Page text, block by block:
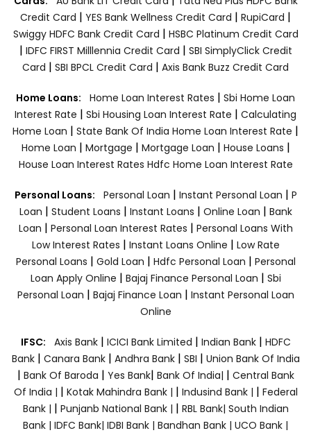
Credit Card | YES Bank Wellness Credit Card | RupiCard |
Swiggy HDFC Bank Credit Card | HSBC Platinum Credit Card
| IDFC FIRST Milllennia Credit Card | SBI SimplyClick Credit
Card | SBI BPCL Credit Card | Axis Bank Buzz Credit Card
Home Loans: Home Loan Interest Rates | Sbi Home Loan
Interest Rate | Sbi Housing Loan Interest Rate | Calculating
Home Loan | State Bank Of India Home Loan Interest Rate |
Home Loan | Mortgage | Mortgage Loan | House Loans |
House Loan Interest Rates Hdfc Home Loan Interest Rate
Personal Loans: Personal Loan | Instant Personal Loan | P
Loan | Student Loans | Instant Loans | Online Loan | Bank
Loan | Personal Loan Interest Rates | Personal Loans With
Low Interest Rates | Instant Loans Online | Low Rate
Personal Loans | Gold Loan | Hdfc Personal Loan | Personal
Loan Apply Online | Bajaj Finance Personal Loan | Sbi
Personal Loan | Bajaj Finance Loan | Instant Personal Loan
Online
IFSC: Axis Bank | ICICI Bank Limited | Indian Bank | HDFC
Bank| Canara Bank | Andhra Bank| SBI | Union Bank Of India
| Bank Of Baroda | Yes Bank| Bank Of India| | Central Bank
Of India | | Kotak Mahindra Bank | | Indusind Bank | | Federal
Bank | | Punjanb National Bank | | RBL Bank| South Indian
Bank | IDFC Bank| IDBI Bank | Bandhan Bank | UCO Bank |